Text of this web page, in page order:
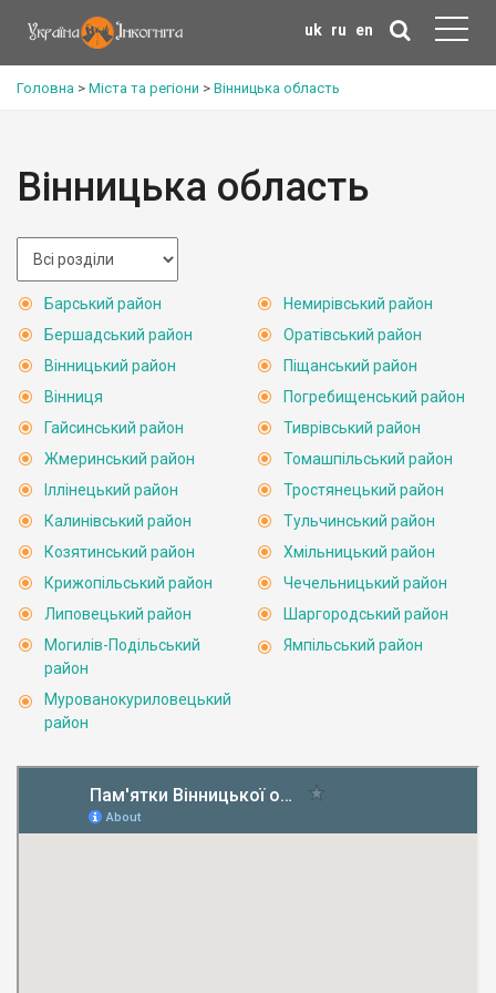
uk ru en
Головна > Міста та регіони > Вінницька область
Вінницька область
Барський район
Бершадський район
Вінницький район
Вінниця
Гайсинський район
Жмеринський район
Іллінецький район
Калинівський район
Козятинський район
Крижопільський район
Липовецький район
Могилів-Подільський
район
Мурованокуриловецький
район
Немирівський район
Оратівський район
Піщанський район
Погребищенський район
Тиврівський район
Томашпільський район
Тростянецький район
Тульчинський район
Хмільницький район
Чечельницький район
Шаргородський район
Ямпільський район